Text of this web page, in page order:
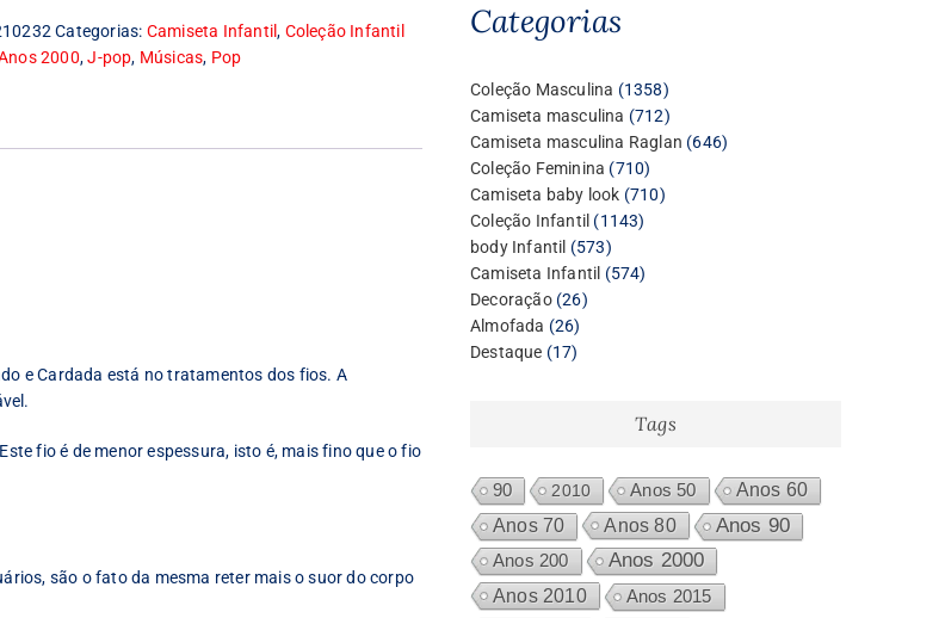
Categorias: Camiseta Infantil, Coleção Infantil
2000,J-pop, Músicas, Pop
e Cardada está no tratamentos dos fios. A
fio é de menor espessura, isto é, mais fino que o fio
são o fato da mesma reter mais o suor do corpo
Categorias
Coleção Masculina 13581358
produtos
Camiseta masculina 712712
produtos
Camiseta masculina Raglan 646646
Coleção Feminina 710710
produtos
Camiseta baby look 710710
Coleção Infantil 11431143
body Infantil 573573
produtos
Camiseta Infantil 574574
Decoração 2626
Almofada 2626
produtos
Destaque 1717
Tags
90 2010 Anos 50
Anos 60
Anos 70
Anos 80 Anos 90
Anos 200 Anos 2000
Anos 2010 Anos 2015